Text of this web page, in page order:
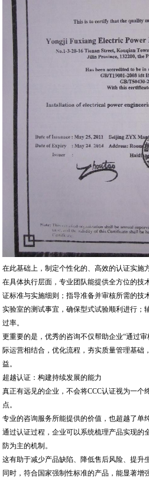
在此基础上，制定个性化的、高效的认证实施
在具体执行层面，专业团队能提供全方位的技
证标准与实施细则；指导准备并审核所需的技
实验室的测试事宜，确保型式试验顺利进行；
过率。
更重要的是，优秀的咨询不仅帮助企业“通过
际运营相结合，优化流程，夯实质量管理基础
益。
超越认证：构建持续发展的能力
真正有远见的企业，不会将CCC认证视为一个
点。
专业的咨询服务所能提供的价值，也超越了单
通过认证过程，企业可以系统梳理产品实现的
防为主的机制。
这有助于减少产品缺陷、降低售后风险、提升
同时，符合国家强制性标准的产品，能显著增